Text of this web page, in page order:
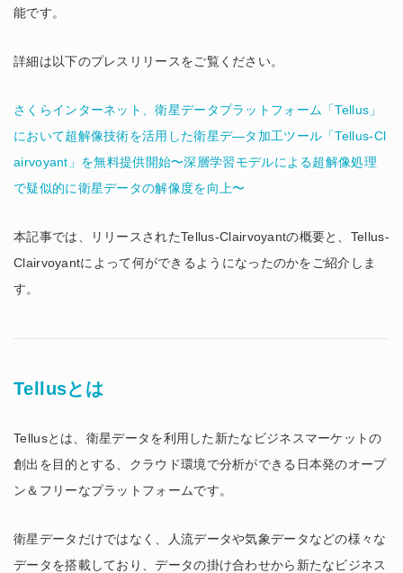
能です。
詳細は以下のプレスリリースをご覧ください。
さくらインターネット、衛星データプラットフォーム「Tellus」
において超解像技術を活用した衛星デ―タ加工ツール「Tellus-Cl
airvoyant」を無料提供開始〜深層学習モデルによる超解像処理
で疑似的に衛星データの解像度を向上〜
本記事では、リリースされたTellus-Clairvoyantの概要と、Tellus-
Clairvoyantによって何ができるようになったのかをご紹介しま
す。
Tellusとは
Tellusとは、衛星データを利用した新たなビジネスマーケットの
創出を目的とする、クラウド環境で分析ができる日本発のオープ
ン＆フリーなプラットフォームです。
衛星データだけではなく、人流データや気象データなどの様々な
データを搭載しており、データの掛け合わせから新たなビジネス